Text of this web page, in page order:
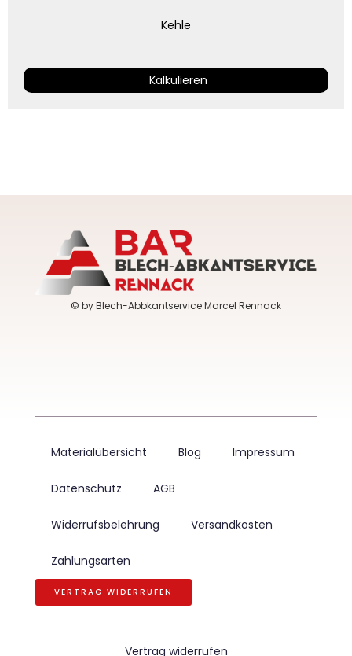
Kehle
Kalkulieren
© by Blech-Abbkantservice Marcel Rennack
Materialübersicht Blog Impressum
Datenschutz AGB
Widerrufsbelehrung Versandkosten
Zahlungsarten
VERTRAG WIDERRUFEN
Vertrag widerrufen